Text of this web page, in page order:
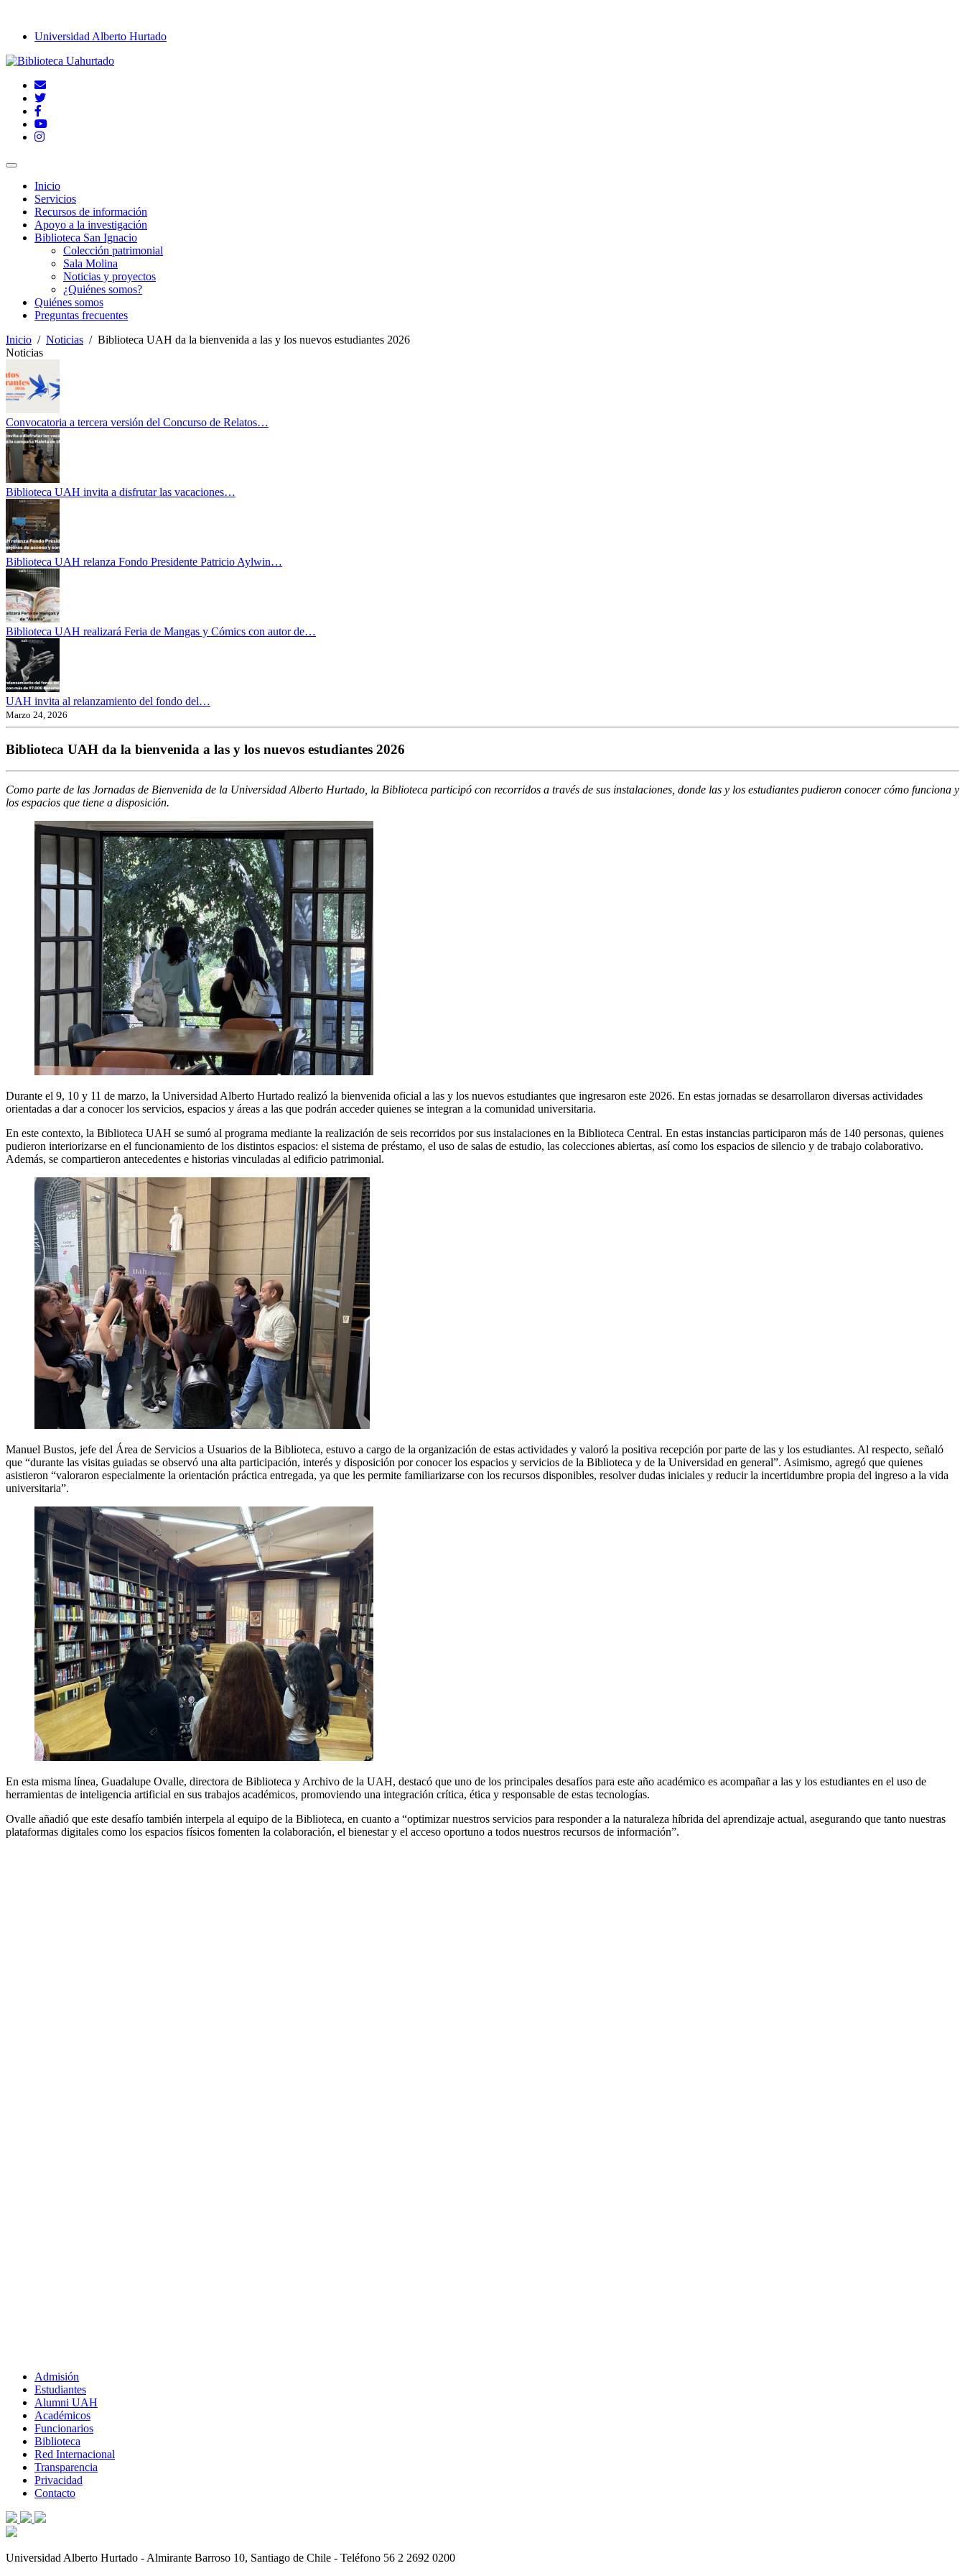
Universidad Alberto Hurtado
Inicio
Servicios
Recursos de información
Apoyo a la investigación
Biblioteca San Ignacio
Colección patrimonial
Sala Molina
Noticias y proyectos
¿Quiénes somos?
Quiénes somos
Preguntas frecuentes
Inicio / Noticias / Biblioteca UAH da la bienvenida a las y los nuevos estudiantes 2026
Noticias
Convocatoria a tercera versión del Concurso de Relatos…
Biblioteca UAH invita a disfrutar las vacaciones…
Biblioteca UAH relanza Fondo Presidente Patricio Aylwin…
Biblioteca UAH realizará Feria de Mangas y Cómics con autor de…
UAH invita al relanzamiento del fondo del…
Marzo 24, 2026
Biblioteca UAH da la bienvenida a las y los nuevos estudiantes 2026
Como parte de las Jornadas de Bienvenida de la Universidad Alberto Hurtado, la Biblioteca participó con recorridos a través de sus instalaciones, donde las y los estudiantes pudieron conocer cómo funciona y
los espacios que tiene a disposición.
Durante el 9, 10 y 11 de marzo, la Universidad Alberto Hurtado realizó la bienvenida oficial a las y los nuevos estudiantes que ingresaron este 2026. En estas jornadas se desarrollaron diversas actividades
orientadas a dar a conocer los servicios, espacios y áreas a las que podrán acceder quienes se integran a la comunidad universitaria.
En este contexto, la Biblioteca UAH se sumó al programa mediante la realización de seis recorridos por sus instalaciones en la Biblioteca Central. En estas instancias participaron más de 140 personas, quienes
pudieron interiorizarse en el funcionamiento de los distintos espacios: el sistema de préstamo, el uso de salas de estudio, las colecciones abiertas, así como los espacios de silencio y de trabajo colaborativo.
Además, se compartieron antecedentes e historias vinculadas al edificio patrimonial.
Manuel Bustos, jefe del Área de Servicios a Usuarios de la Biblioteca, estuvo a cargo de la organización de estas actividades y valoró la positiva recepción por parte de las y los estudiantes. Al respecto, señaló
que “durante las visitas guiadas se observó una alta participación, interés y disposición por conocer los espacios y servicios de la Biblioteca y de la Universidad en general”. Asimismo, agregó que quienes
asistieron “valoraron especialmente la orientación práctica entregada, ya que les permite familiarizarse con los recursos disponibles, resolver dudas iniciales y reducir la incertidumbre propia del ingreso a la vida
universitaria”.
En esta misma línea, Guadalupe Ovalle, directora de Biblioteca y Archivo de la UAH, destacó que uno de los principales desafíos para este año académico es acompañar a las y los estudiantes en el uso de
herramientas de inteligencia artificial en sus trabajos académicos, promoviendo una integración crítica, ética y responsable de estas tecnologías.
Ovalle añadió que este desafío también interpela al equipo de la Biblioteca, en cuanto a “optimizar nuestros servicios para responder a la naturaleza híbrida del aprendizaje actual, asegurando que tanto nuestras
plataformas digitales como los espacios físicos fomenten la colaboración, el bienestar y el acceso oportuno a todos nuestros recursos de información”.
Admisión
Estudiantes
Alumni UAH
Académicos
Funcionarios
Biblioteca
Red Internacional
Transparencia
Privacidad
Contacto
Universidad Alberto Hurtado - Almirante Barroso 10, Santiago de Chile - Teléfono 56 2 2692 0200